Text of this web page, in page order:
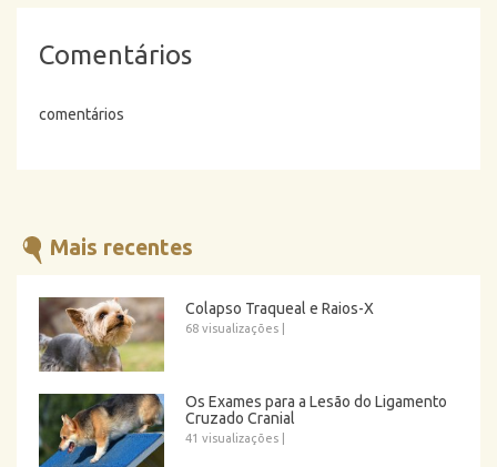
Comentários
comentários
Mais recentes
Colapso Traqueal e Raios-X
68 visualizações
Os Exames para a Lesão do Ligamento
Cruzado Cranial
41 visualizações